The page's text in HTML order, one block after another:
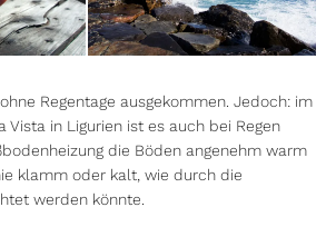
Regentage ausgekommen. Jedoch: im
Vista in Ligurien ist es auch bei Regen
die Böden angenehm warm
klamm oder kalt, wie durch die
werden könnte.